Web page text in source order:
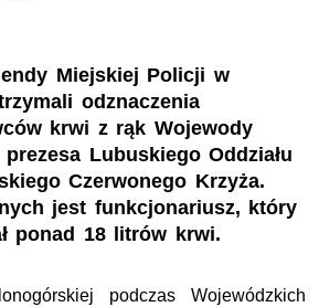
Miejskiej Policji w
odznaczenia
krwi z rąk Wojewody
Lubuskiego Oddziału
Czerwonego Krzyża.
jest funkcjonariusz, który
ponad 18 litrów krwi.
podczas Wojewódzkich